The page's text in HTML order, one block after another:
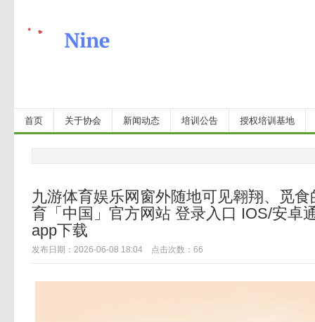
首页 关于协会 新闻动态 培训公告 授权培训基地
九游体育娱乐网窗外随地可见翱翔、觅
育「中国」官方网站 登录入口 IOS/安卓
app下载
发布日期：2026-06-08 18:04 点击次数：66